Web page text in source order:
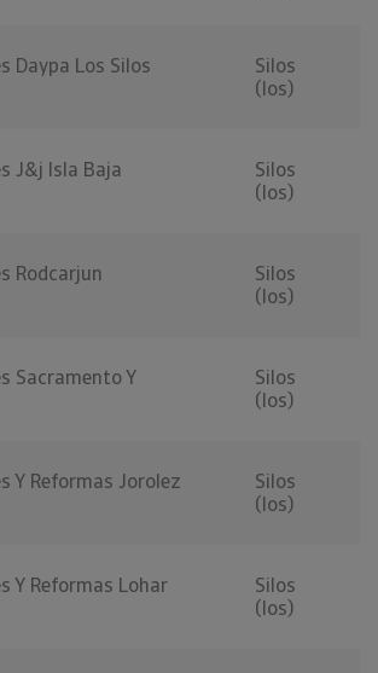
Daypa Los Silos
Silos
(los)
J&j Isla Baja
Silos
(los)
Rodcarjun
Silos
(los)
Sacramento Y
Silos
(los)
Y Reformas Jorolez
Silos
(los)
Y Reformas Lohar
Silos
(los)